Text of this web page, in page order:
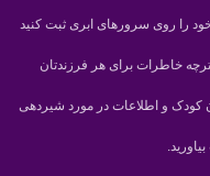
را روی سرورهای ابری ثبت کنید
خاطرات برای هر فرزندتان
کودک و اطلاعات در مورد شیردهی